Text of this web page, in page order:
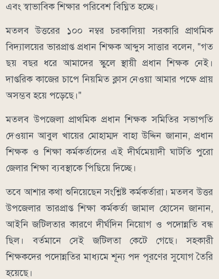
এবং স্বাভাবিক শিক্ষার পরিবেশ বিঘ্নিত হচ্ছে।
মতলব উত্তরের ১০০ নম্বর চরকালিয়া সরকারি প্রাথমিক
বিদ্যালয়ের ভারপ্রাপ্ত প্রধান শিক্ষক আব্দুস সাত্তার বলেন, "গত
ছয় বছর ধরে আমাদের স্কুলে স্থায়ী প্রধান শিক্ষক নেই।
দাপ্তরিক কাজের চাপে নিয়মিত ক্লাস নেওয়া আমার পক্ষে প্রায়
অসম্ভব হয়ে পড়েছে।"
মতলব উপজেলা প্রাথমিক প্রধান শিক্ষক সমিতির সভাপতি
দেওয়ান আবুল খায়ের মোহাম্মদ বাহা উদ্দিন জানান, প্রধান
শিক্ষক ও শিক্ষা কর্মকর্তাদের এই দীর্ঘমেয়াদী ঘাটতি পুরো
জেলার শিক্ষা ব্যবস্থাকে পিছিয়ে দিচ্ছে।
তবে আশার কথা শুনিয়েছেন সংশ্লিষ্ট কর্মকর্তারা। মতলব উত্তর
উপজেলার ভারপ্রাপ্ত শিক্ষা কর্মকর্তা জামাল হোসেন জানান,
আইনি জটিলতার কারণে দীর্ঘদিন নিয়োগ ও পদোন্নতি বন্ধ
ছিল। বর্তমানে সেই জটিলতা কেটে গেছে। সহকারী
শিক্ষকদের পদোন্নতির মাধ্যমে শূন্য পদ পূরণের সুযোগ তৈরি
হয়েছে।